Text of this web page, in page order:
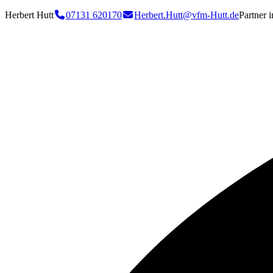
Herbert Hutt 07131 620170 Herbert.Hutt@vfm-Hutt.dePartner